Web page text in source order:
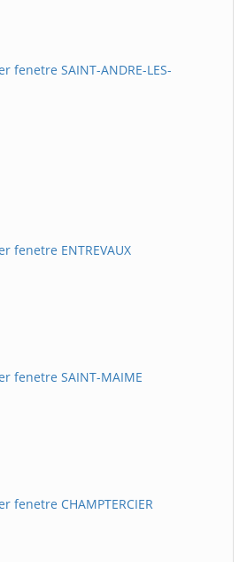
fenetre SAINT-ANDRE-LES-
fenetre ENTREVAUX
fenetre SAINT-MAIME
fenetre CHAMPTERCIER